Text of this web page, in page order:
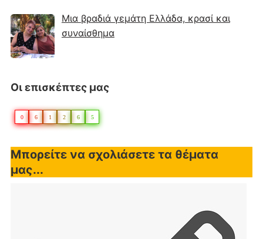
Μια βραδιά γεμάτη Ελλάδα, κρασί και
συναίσθημα
Οι επισκέπτες μας
0 6 1 2 6 5
Μπορείτε να σχολιάσετε τα θέματα
μας...